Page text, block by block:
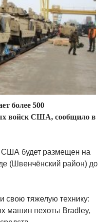
более 500
войск США, сообщило в
будет размещен на
(Швенчёнский район) до
свою тяжелую технику:
машин пехоты Bradley,